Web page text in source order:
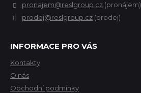
pronajem@reslgroup.cz (pronájem)
prodej@reslgroup.cz (prodej)
INFORMACE PRO VÁS
Kontakty
O nás
Obchodní podmínky